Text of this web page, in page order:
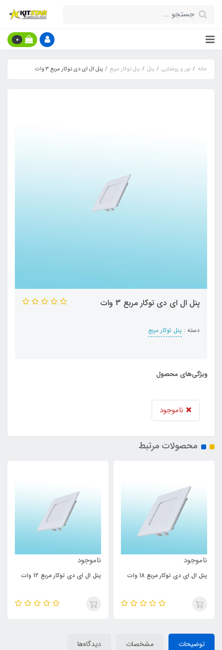
0
خانه نور و روشنایی پنل پنل توکار مربع پنل ال ای دی توکار مربع 3 وات
پنل ال ای دی توکار مربع 3 وات
دسته : پنل توکار مربع
ویژگی‌های محصول
ناموجود
محصولات مرتبط
ناموجود
پنل ال ای دی توکار مربع 18 وات
ناموجود
پنل ال ای دی توکار مربع 12 وات
توضیحات مشخصات دیدگاه‌ها